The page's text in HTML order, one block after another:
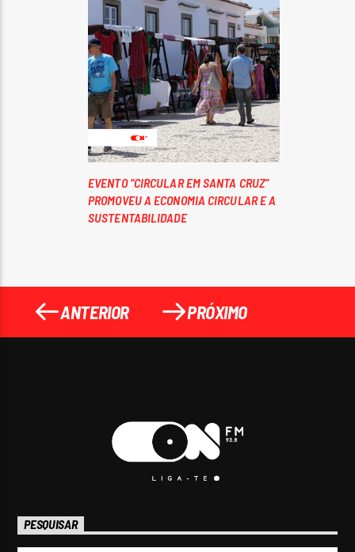
EVENTO “CIRCULAR EM SANTA CRUZ”
PROMOVEU A ECONOMIA CIRCULAR E A
SUSTENTABILIDADE
ANTERIOR PRÓXIMO
PESQUISAR